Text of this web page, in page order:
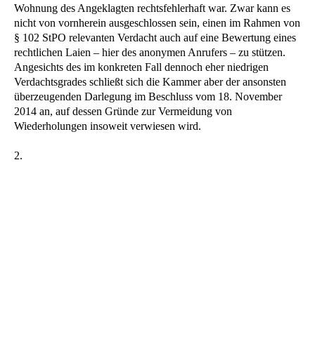
Wohnung des Angeklagten rechtsfehlerhaft war. Zwar kann es
nicht von vornherein ausgeschlossen sein, einen im Rahmen von
§ 102 StPO relevanten Verdacht auch auf eine Bewertung eines
rechtlichen Laien – hier des anonymen Anrufers – zu stützen.
Angesichts des im konkreten Fall dennoch eher niedrigen
Verdachtsgrades schließt sich die Kammer aber der ansonsten
überzeugenden Darlegung im Beschluss vom 18. November
2014 an, auf dessen Gründe zur Vermeidung von
Wiederholungen insoweit verwiesen wird.
2.